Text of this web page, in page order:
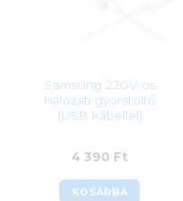
Samsung 220V-os
hálózati gyorstöltő
(USB kábellel)
4 390 Ft
KOSÁRBA